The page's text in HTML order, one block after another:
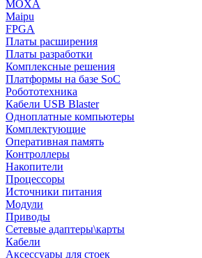
MOXA
Maipu
FPGA
Платы расширения
Платы разработки
Комплексные решения
Платформы на базе SoC
Робототехника
Кабели USB Blaster
Одноплатные компьютеры
Комплектующие
Оперативная память
Контроллеры
Накопители
Процессоры
Источники питания
Модули
Приводы
Сетевые адаптеры\карты
Кабели
Аксессуары для стоек